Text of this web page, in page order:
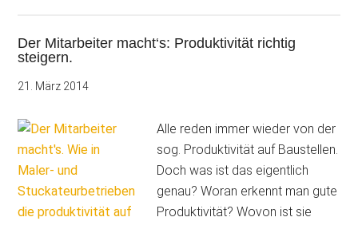
Gewinn
auch
anders
Der Mitarbeiter macht‘s: Produktivität richtig
steigern.
21. März 2014
Alle reden immer wieder von der
sog. Produktivität auf Baustellen.
Doch was ist das eigentlich
genau? Woran erkennt man gute
Produktivität? Wovon ist sie